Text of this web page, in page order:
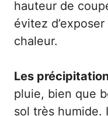
hauteur de
évitez
chaleur.
Les
pluie, bien que
sol très humide.